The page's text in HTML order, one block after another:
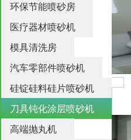
环保节能喷砂房
医疗器材喷砂机
模具清洗房
汽车零部件喷砂机
硅锭硅料硅片喷砂机
刀具钝化涂层喷砂机
高端抛丸机